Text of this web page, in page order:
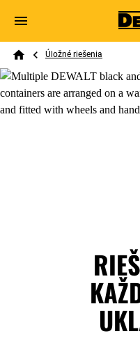
Skip
Search
Breadcrumb
Úložné riešenia